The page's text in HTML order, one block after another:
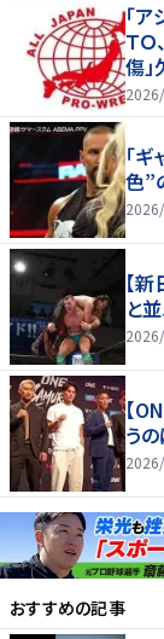
「
Ｔ
傷
「
色”
【
と
【
う
おすすめの記事